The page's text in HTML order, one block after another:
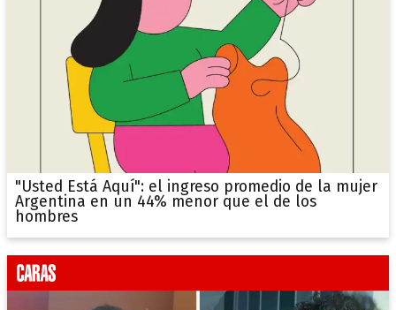
"Usted Está Aquí": el ingreso promedio de la mujer
Argentina en un 44% menor que el de los
hombres